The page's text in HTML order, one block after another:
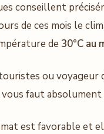
conseillent
de ces mois le
de 30°C au
ou voyageur
vous faut
est favorable et